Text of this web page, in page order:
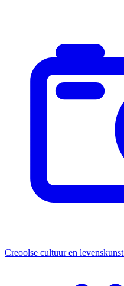
Creoolse cultuur en levenskunst